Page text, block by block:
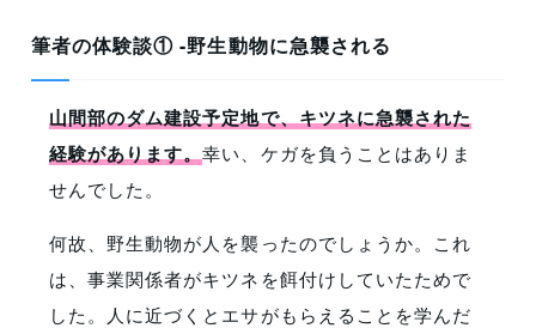
筆者の体験談① -野生動物に急襲される
山間部のダム建設予定地で、キツネに急襲された
経験があります。幸い、ケガを負うことはありま
せんでした。
何故、野生動物が人を襲ったのでしょうか。これ
は、事業関係者がキツネを餌付けしていたためで
した。人に近づくとエサがもらえることを学んだ